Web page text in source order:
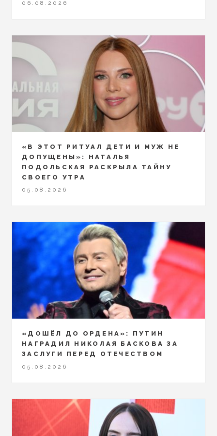
06.08.2026
«В ЭТОТ РИТУАЛ ДЕТИ И МУЖ НЕ
ДОПУЩЕНЫ»: НАТАЛЬЯ
ПОДОЛЬСКАЯ РАСКРЫЛА ТАЙНУ
СВОЕГО УТРА
05.08.2026
«ДОШЁЛ ДО ОРДЕНА»: ПУТИН
НАГРАДИЛ НИКОЛАЯ БАСКОВА ЗА
ЗАСЛУГИ ПЕРЕД ОТЕЧЕСТВОМ
05.08.2026